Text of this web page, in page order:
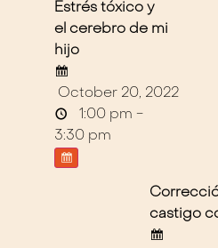
Estrés tóxico y
el cerebro de mi
hijo
October 20, 2022
1:00 pm -
3:30 pm
castigo